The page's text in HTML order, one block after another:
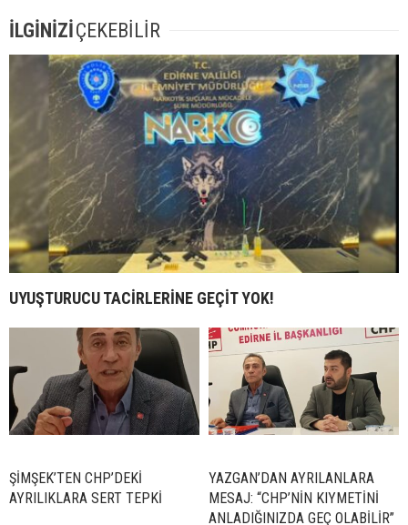
İLGİNİZİÇEKEBİLİR
UYUŞTURUCU TACİRLERİNE GEÇİT YOK!
ŞİMŞEK’TEN CHP’DEKİ
AYRILIKLARA SERT TEPKİ
YAZGAN’DAN AYRILANLARA
MESAJ: “CHP’NİN KIYMETİNİ
ANLADIĞINIZDA GEÇ OLABİLİR”